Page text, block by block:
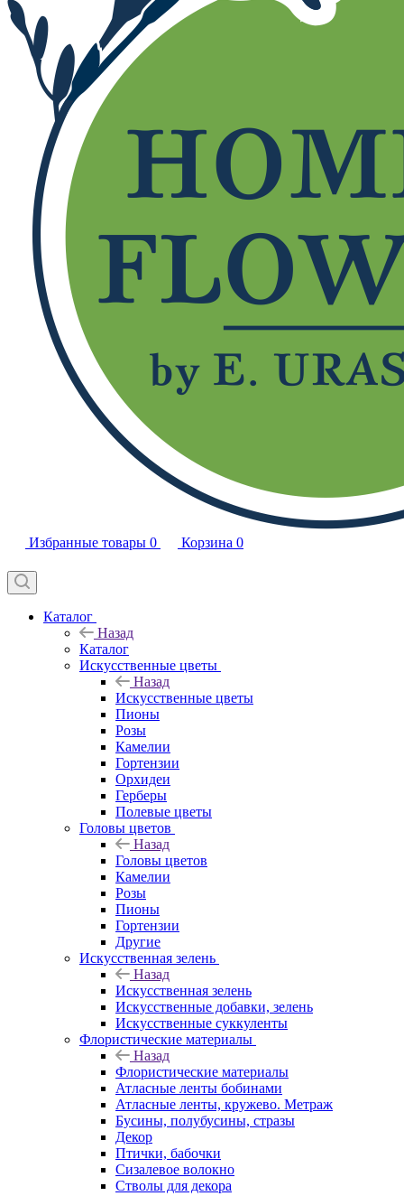
Избранные товары 0 Корзина 0
Каталог
Назад
Каталог
Искусственные цветы
Назад
Искусственные цветы
Пионы
Розы
Камелии
Гортензии
Орхидеи
Герберы
Полевые цветы
Головы цветов
Назад
Головы цветов
Камелии
Розы
Пионы
Гортензии
Другие
Искусственная зелень
Назад
Искусственная зелень
Искусственные добавки, зелень
Искусственные суккуленты
Флористические материалы
Назад
Флористические материалы
Атласные ленты бобинами
Атласные ленты, кружево. Метраж
Бусины, полубусины, стразы
Декор
Птички, бабочки
Сизалевое волокно
Стволы для декора